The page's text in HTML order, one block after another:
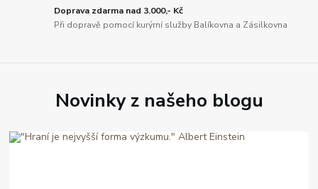
Doprava zdarma nad 3.000,- Kč
Při dopravě pomocí kurýrní služby Balíkovna a Zásilkovna
Novinky z našeho blogu